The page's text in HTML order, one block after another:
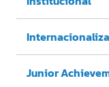
Junior